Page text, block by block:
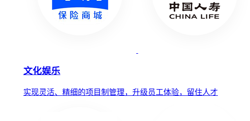
文化娱乐
实现灵活、精细的项目制管理，升级员工体验，留住人才